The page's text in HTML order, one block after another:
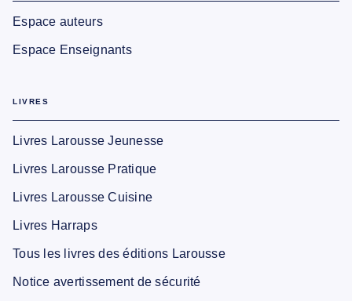
Espace auteurs
Espace Enseignants
LIVRES
Livres Larousse Jeunesse
Livres Larousse Pratique
Livres Larousse Cuisine
Livres Harraps
Tous les livres des éditions Larousse
Notice avertissement de sécurité